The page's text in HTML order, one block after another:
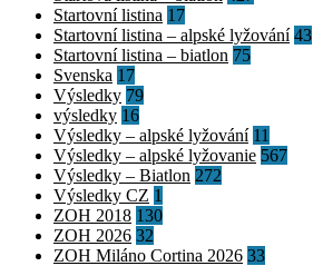
Startovní listina 17
Startovní listina – alpské lyžování 43
Startovní listina – biatlon 75
Svenska 17
Výsledky 79
výsledky 16
Výsledky – alpské lyžování 11
Výsledky – alpské lyžovanie 567
Výsledky – Biatlon 272
Výsledky CZ 1
ZOH 2018 130
ZOH 2026 32
ZOH Miláno Cortina 2026 33